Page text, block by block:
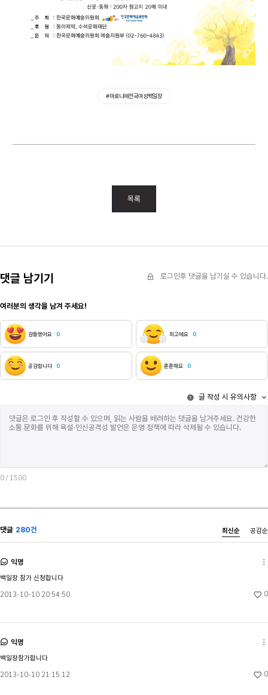
#마로니에전국여성백일장
목록
댓글 남기기 로그인후 댓글을 남기실 수 있습니다.
여러분의 생각을 남겨 주세요!
감동했어요 0 최고에요 0
공감합니다 0 훈훈해요 0
글 작성 시 유의사항
0 / 1500
댓글 280건 최신순 공감순
익명
백일장 참가 신청합니다
2013-10-10 20:54:50 0
익명
백일장참가합니다
2013-10-10 21:15:12 0